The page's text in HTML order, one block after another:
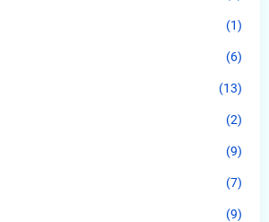
(1)
(6)
(13)
(2)
(9)
(7)
(9)